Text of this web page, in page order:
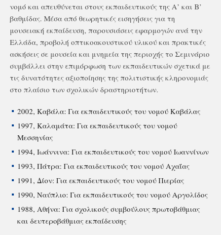
νομό και απευθύνεται στους εκπαιδευτικούς της Α’ και Β’
βαθμίδας. Μέσα από θεωρητικές εισηγήσεις για τη
μουσειακή εκπαίδευση, παρουσιάσεις εφαρμογών ανά την
Ελλάδα, προβολή οπτικοακουστικού υλικού και πρακτικές
ασκήσεις σε μουσεία και μνημεία της περιοχής το Σεμινάριο
συμβάλλει στην επιμόρφωση των εκπαιδευτικών σχετικά με
τις δυνατότητες αξιοποίησης της πολιτιστικής κληρονομιάς
στο πλαίσιο των σχολικών δραστηριοτήτων.
2002, Καβάλα: Για εκπαιδευτικούς του νομού Καβάλας
1997, Καλαμάτα: Για εκπαιδευτικούς του νομού
Μεσσηνίας
1994, Ιωάννινα: Για εκπαιδευτικούς του νομού Ιωαννίνων
1993, Πάτρα: Για εκπαιδευτικούς του νομού Αχαΐας
1991, Δίον: Για εκπαιδευτικούς του νομού Πιερίας
1990, Ναύπλιο: Για εκπαιδευτικούς του νομού Αργολίδος
1988, Αθήνα: Για σχολικούς συμβούλους πρωτοβάθμιας
και δευτεροβάθμιας εκπαίδευσης